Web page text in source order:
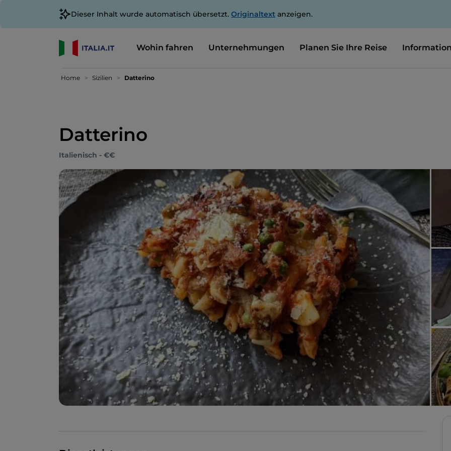
Dieser Inhalt wurde automatisch übersetzt. Originaltext anzeigen.
Wohin fahren Unternehmungen Planen Sie Ihre Reise
Home Sizilien Datterino
Datterino
Italienisch - €€